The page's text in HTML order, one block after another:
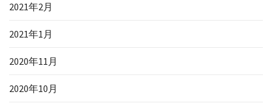
2021年2月
2021年1月
2020年11月
2020年10月